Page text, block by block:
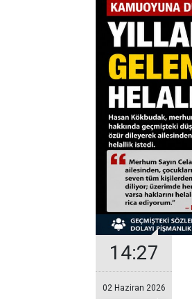
14:27
02 Haziran 2026